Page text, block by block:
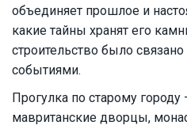
объединяет прошлое и
какие тайны хранят его
строительство было
событиями.
Прогулка по старому городу
мавританские дворцы,